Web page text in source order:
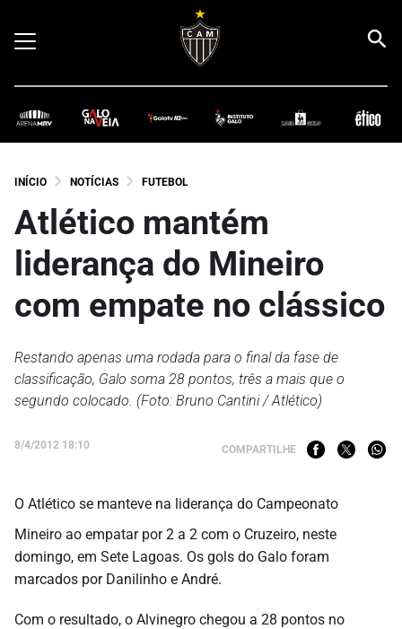
INÍCIO NOTÍCIAS FUTEBOL
Atlético mantém
liderança do Mineiro
com empate no clássico
Restando apenas uma rodada para o final da fase de
classificação, Galo soma 28 pontos, três a mais que o
segundo colocado. (Foto: Bruno Cantini / Atlético)
8/4/2012 18:10 COMPARTILHE
O Atlético se manteve na liderança do Campeonato
Mineiro ao empatar por 2 a 2 com o Cruzeiro, neste
domingo, em Sete Lagoas. Os gols do Galo foram
marcados por Danilinho e André.
Com o resultado, o Alvinegro chegou a 28 pontos no